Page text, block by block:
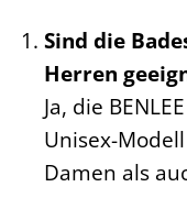
Sind die
Herren
Ja, die
Unisex-
Damen als